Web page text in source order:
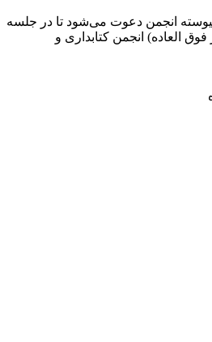
انجمن دعوت می‌شود تا در جلسه
العاده) انجمن کتابداری و